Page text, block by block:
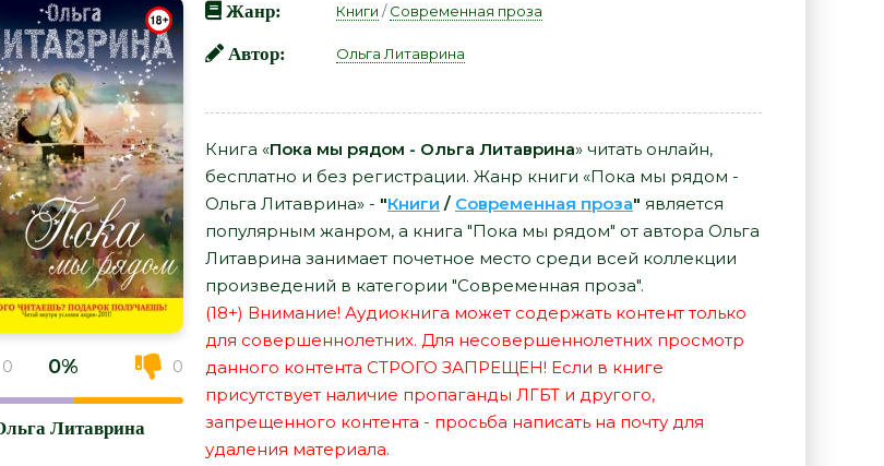
0 0% 0
Литаврина
Жанр: Книги /Современная проза
Автор: Ольга Литаврина
Книга «Пока мы рядом - Ольга Литаврина» читать онлайн,
бесплатно и без регистрации. Жанр книги «Пока мы рядом -
Ольга Литаврина» - "Книги / Современная проза" является
популярным жанром, а книга "Пока мы рядом" от автора Ольга
Литаврина занимает почетное место среди всей коллекции
произведений в категории "Современная проза".
(18+) Внимание! Аудиокнига может содержать контент только
для совершеннолетних. Для несовершеннолетних просмотр
данного контента СТРОГО ЗАПРЕЩЕН! Если в книге
присутствует наличие пропаганды ЛГБТ и другого,
запрещенного контента - просьба написать на почту для
удаления материала.